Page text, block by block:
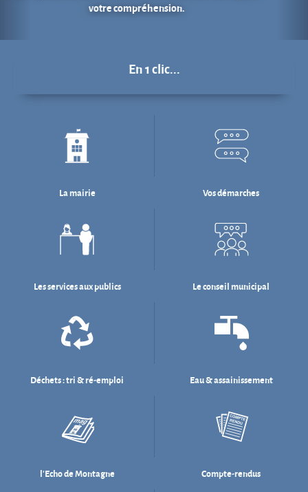
La mairie Vos démarches
Les services aux publics Le conseil municipal
Déchets : tri & ré-emploi Eau & assainissement
l'Echo de Montagne Compte-rendus
Délibérations Budget